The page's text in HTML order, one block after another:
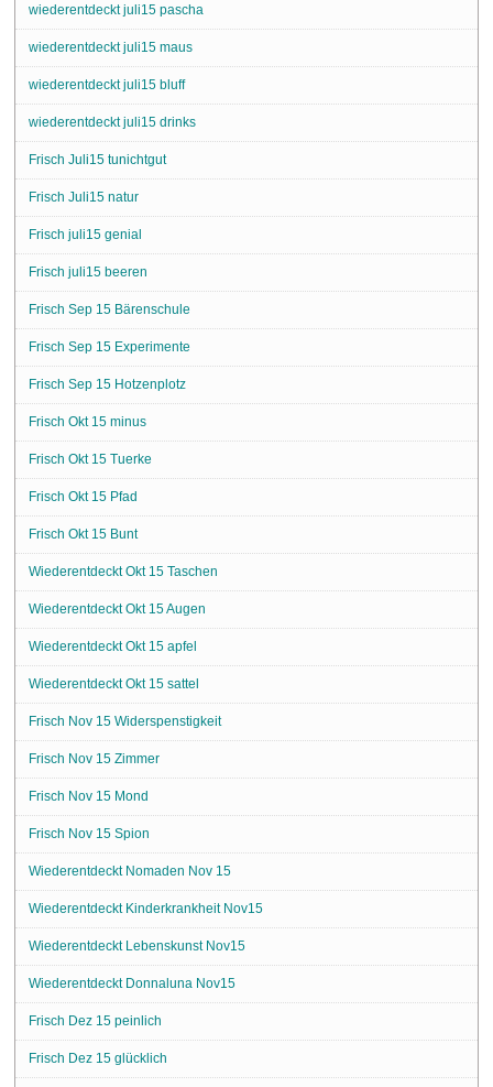
wiederentdeckt juli15 pascha
wiederentdeckt juli15 maus
wiederentdeckt juli15 bluff
wiederentdeckt juli15 drinks
Frisch Juli15 tunichtgut
Frisch Juli15 natur
Frisch juli15 genial
Frisch juli15 beeren
Frisch Sep 15 Bärenschule
Frisch Sep 15 Experimente
Frisch Sep 15 Hotzenplotz
Frisch Okt 15 minus
Frisch Okt 15 Tuerke
Frisch Okt 15 Pfad
Frisch Okt 15 Bunt
Wiederentdeckt Okt 15 Taschen
Wiederentdeckt Okt 15 Augen
Wiederentdeckt Okt 15 apfel
Wiederentdeckt Okt 15 sattel
Frisch Nov 15 Widerspenstigkeit
Frisch Nov 15 Zimmer
Frisch Nov 15 Mond
Frisch Nov 15 Spion
Wiederentdeckt Nomaden Nov 15
Wiederentdeckt Kinderkrankheit Nov15
Wiederentdeckt Lebenskunst Nov15
Wiederentdeckt Donnaluna Nov15
Frisch Dez 15 peinlich
Frisch Dez 15 glücklich